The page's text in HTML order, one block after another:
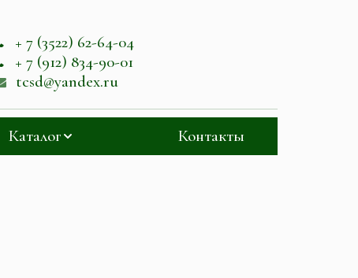
+ 7 (3522) 62-64-04
+ 7 (912) 834-90-01
tcsd@yandex.ru
Каталог Контакты